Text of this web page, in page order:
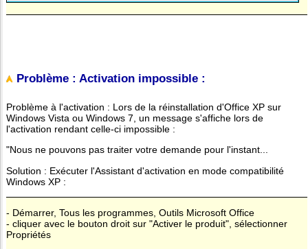
Problème : Activation impossible :
Problème à l'activation : Lors de la réinstallation d'Office XP sur
Windows Vista ou Windows 7, un message s'affiche lors de
l'activation rendant celle-ci impossible :
"Nous ne pouvons pas traiter votre demande pour l'instant...
Solution : Exécuter l'Assistant d'activation en mode compatibilité
Windows XP :
- Démarrer, Tous les programmes, Outils Microsoft Office
- cliquer avec le bouton droit sur "Activer le produit", sélectionner
Propriétés